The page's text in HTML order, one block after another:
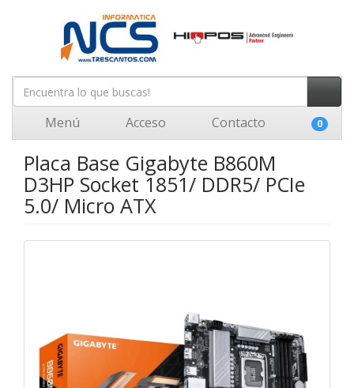
Menú Acceso Contacto 0
Placa Base Gigabyte B860M
D3HP Socket 1851/ DDR5/ PCIe
5.0/ Micro ATX